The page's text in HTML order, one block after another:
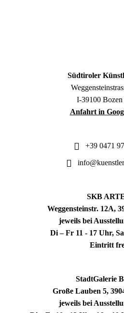
Südtiroler
I-39100
Anfahrt in
+39 0471
SKB
Weggensteinstr. 12A,
jeweils bei
Di – Fr 11 - 17 Uhr,
Eintritt
StadtGalerie
Große Lauben 5,
jeweils bei